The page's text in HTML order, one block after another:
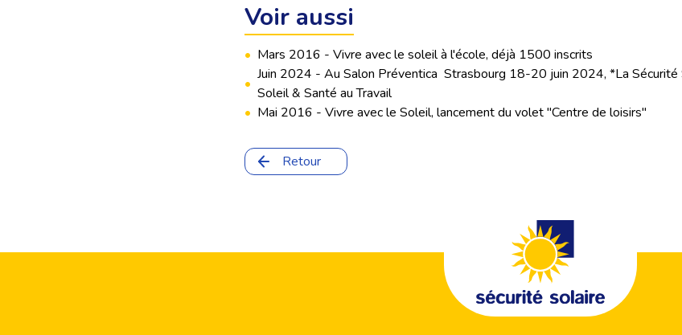
Voir aussi
• Mars 2016 - Vivre avec le soleil à l'école, déjà 1500 inscrits
•
Juin 2024 - Au Salon Préventica Strasbourg 18-20 juin 2024, *La
Soleil & Santé au Travail
• Mai 2016 - Vivre avec le Soleil, lancement du volet "Centre de loisirs"
Retour